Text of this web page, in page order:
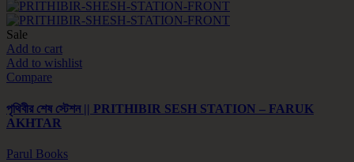
Sale
Add to cart
Add to wishlist
Compare
পৃথিবীর শেষ স্টেশন || PRITHIBIR SESH STATION – FARUK
AKHTAR
Parul Books